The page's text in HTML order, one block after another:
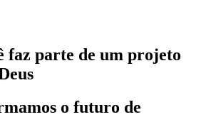
faz parte de um projeto
o futuro de